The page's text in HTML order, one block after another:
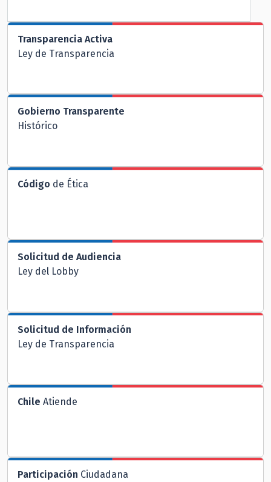
Transparencia Activa
Ley de Transparencia
Gobierno Transparente
Histórico
Código de Ética
Solicitud de Audiencia
Ley del Lobby
Solicitud de Información
Ley de Transparencia
Chile Atiende
Participación Ciudadana